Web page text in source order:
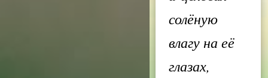
солёную
влагу на её
глазах,